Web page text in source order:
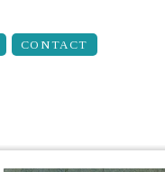
CONTACT